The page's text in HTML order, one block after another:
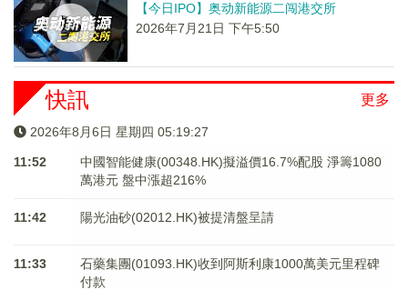
【今日IPO】奥动新能源二闯港交所
2026年7月21日 下午5:50
更多
快訊
2026年8月6日 星期四 05:19:27
11:52
中國智能健康(00348.HK)擬溢價16.7%配股 淨籌1080
萬港元 ​​​​​​​盤中漲超216%
11:42 陽光油砂(02012.HK)被提清盤呈請
11:33
石藥集團(01093.HK)收到阿斯利康1000萬美元里程碑
付款